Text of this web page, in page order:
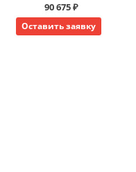
90 675 ₽
Оставить заявку